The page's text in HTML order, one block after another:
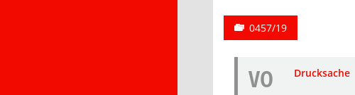
0457/19
VO Drucksache